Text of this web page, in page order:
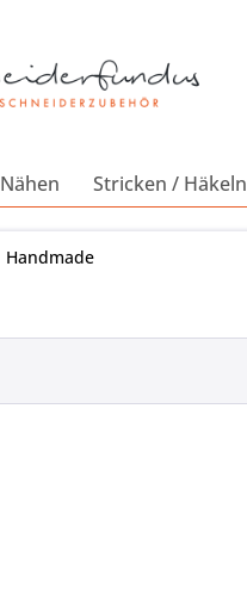
Nähen Stricken / Häkeln
Handmade